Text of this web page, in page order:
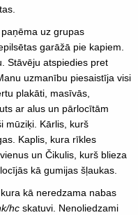
uz grupas
garāžā pie kapiem.
Stāvēju atspiedies pret
uzmanību piesaistīja visi
plakāti, masīvās,
ar alus un pārlocītām
mūziķi. Kārlis, kurš
Kaplis, kura rīkles
un Čikulis, kurš blieza
kā gumijas šļaukas.
kā neredzama nabas
hc skatuvi. Nenoliedzami